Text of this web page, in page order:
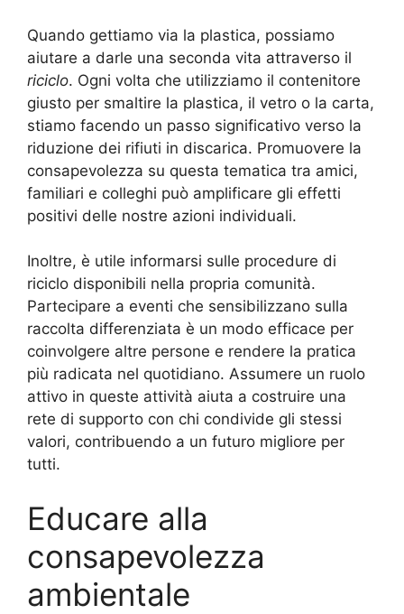
Quando gettiamo via la plastica, possiamo
aiutare a darle una seconda vita attraverso il
riciclo. Ogni volta che utilizziamo il contenitore
giusto per smaltire la plastica, il vetro o la carta,
stiamo facendo un passo significativo verso la
riduzione dei rifiuti in discarica. Promuovere la
consapevolezza su questa tematica tra amici,
familiari e colleghi può amplificare gli effetti
positivi delle nostre azioni individuali.
Inoltre, è utile informarsi sulle procedure di
riciclo disponibili nella propria comunità.
Partecipare a eventi che sensibilizzano sulla
raccolta differenziata è un modo efficace per
coinvolgere altre persone e rendere la pratica
più radicata nel quotidiano. Assumere un ruolo
attivo in queste attività aiuta a costruire una
rete di supporto con chi condivide gli stessi
valori, contribuendo a un futuro migliore per
tutti.
Educare alla
consapevolezza
ambientale